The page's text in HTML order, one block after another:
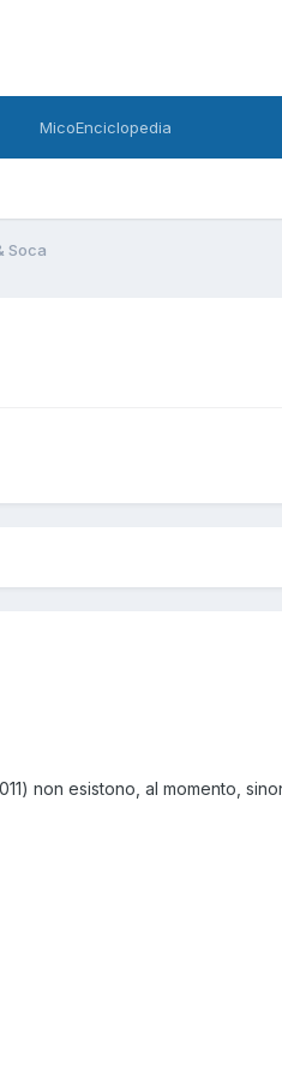
MicoEnciclopedia
Soca
non esistono, al momento,